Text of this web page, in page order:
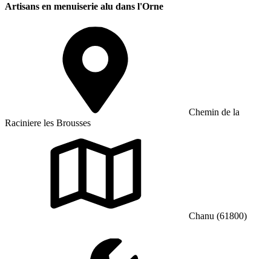
Artisans en menuiserie alu dans l'Orne
Chemin de la
Raciniere les Brousses
Chanu (61800)